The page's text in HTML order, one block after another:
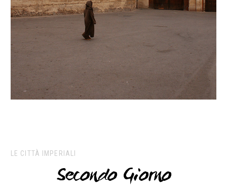
LE CITTÀ IMPERIALI
Secondo Giorno